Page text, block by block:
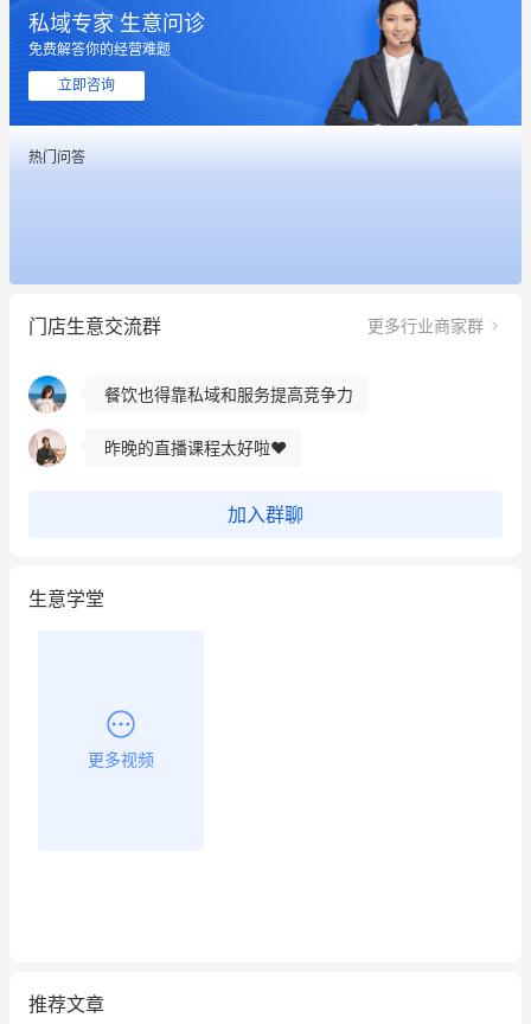
私域专家 生意问诊
免费解答你的经营难题
立即咨询
热门问答
门店生意交流群 更多行业商家群
这个营销策划案例推荐大家看一下
用有赞就能在微信、小红书同时经营了
餐饮也得靠私域和服务提高竞争力
这个营销策划案例推荐大家看一下
用有赞就能在微信、小红书同时经营了
餐饮也得靠私域和服务提高竞争力
昨晚的直播课程太好啦❤️
加入群聊
生意学堂
更多视频
推荐文章